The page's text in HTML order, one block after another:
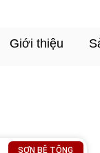
Giới thiệu
SƠN BÊ TÔNG